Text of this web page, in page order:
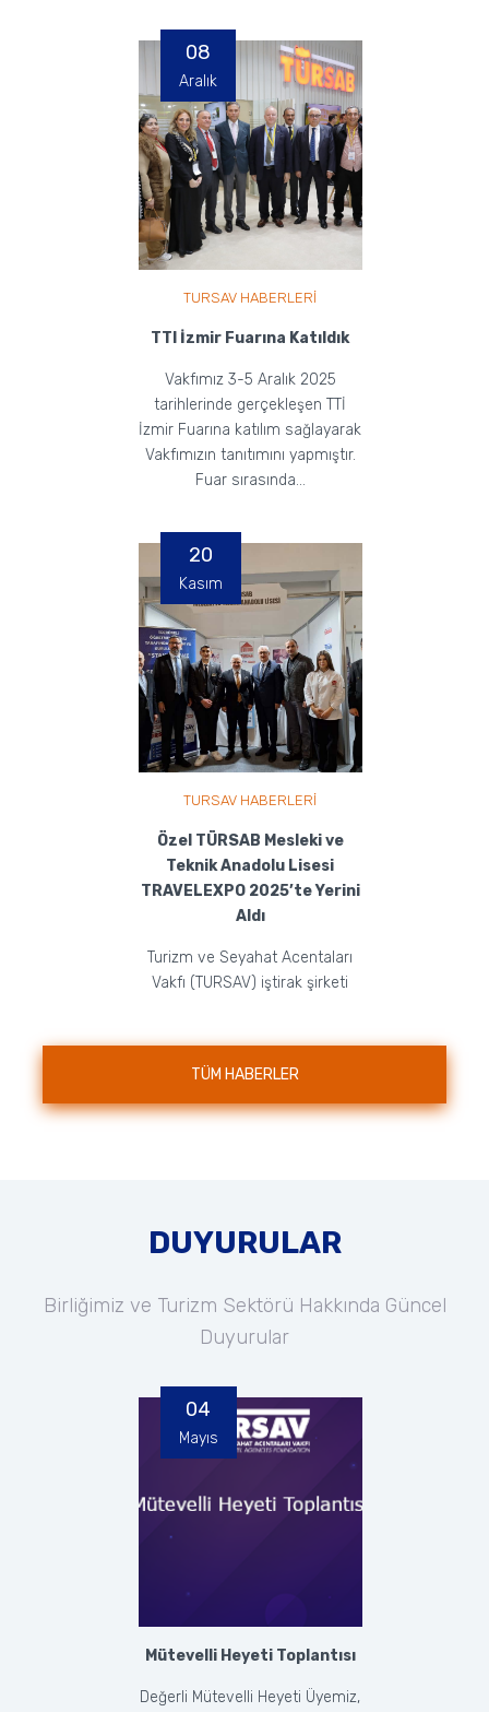
TURSAV HABERLERİ
TTI İzmir Fuarına Katıldık
Vakfımız 3-5 Aralık 2025
tarihlerinde gerçekleşen TTİ
İzmir Fuarına katılım sağlayarak
Vakfımızın tanıtımını yapmıştır.
Fuar sırasında...
08
Aralık
TURSAV HABERLERİ
Özel TÜRSAB Mesleki ve
Teknik Anadolu Lisesi
TRAVELEXPO 2025’te Yerini
Aldı
Turizm ve Seyahat Acentaları
Vakfı (TURSAV) iştirak şirketi
20
Kasım
TÜM HABERLER
DUYURULAR
Birliğimiz ve Turizm Sektörü Hakkında Güncel
Duyurular
Mütevelli Heyeti Toplantısı
Değerli Mütevelli Heyeti Üyemiz,
04
Mayıs